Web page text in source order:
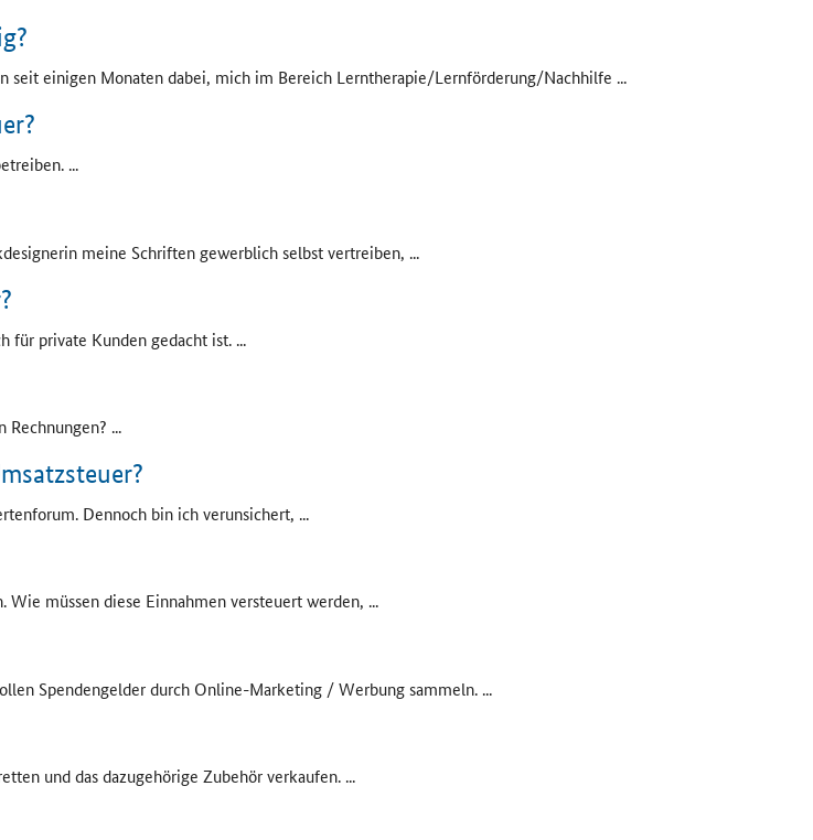
einigen Monaten dabei, mich im Bereich Lerntherapie/Lernförderung/Nachhilfe ...
...
meine Schriften gewerblich selbst vertreiben, ...
für private Kunden gedacht ist. ...
...
Dennoch bin ich verunsichert, ...
Wie müssen diese Einnahmen versteuert werden, ...
Spendengelder durch Online-Marketing / Werbung sammeln. ...
und das dazugehörige Zubehör verkaufen. ...